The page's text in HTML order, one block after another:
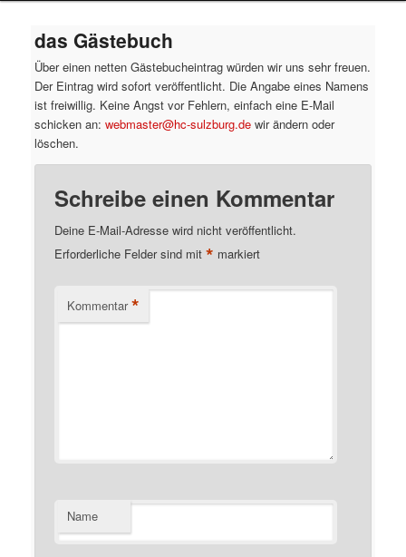
das Gästebuch
Über einen netten Gästebucheintrag würden wir uns sehr freuen.
Der Eintrag wird sofort veröffentlicht. Die Angabe eines Namens
ist freiwillig. Keine Angst vor Fehlern, einfach eine E-Mail
schicken an: webmaster@hc-sulzburg.dewir ändern oder
löschen.
Schreibe einen Kommentar
Deine E-Mail-Adresse wird nicht veröffentlicht.
Erforderliche Felder sind mit * markiert
Kommentar *
Name